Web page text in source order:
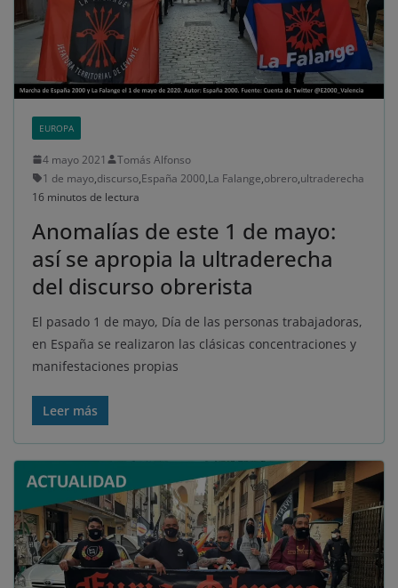
EUROPA
4 mayo 2021
Tomás Alfonso
1 de mayo,discurso,España 2000,La Falange,obrero,ultraderecha
16 minutos de lectura
Anomalías de este 1 de mayo:
así se apropia la ultraderecha
del discurso obrerista
El pasado 1 de mayo, Día de las personas trabajadoras,
en España se realizaron las clásicas concentraciones y
manifestaciones propias
Leer más